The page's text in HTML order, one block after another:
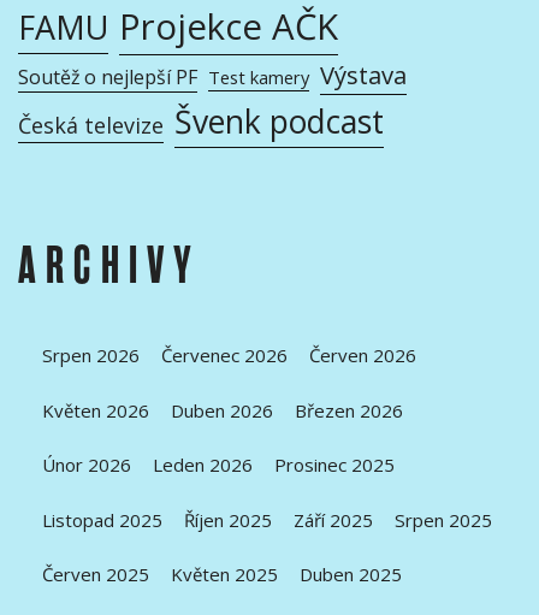
FAMU Projekce AČK
Soutěž o nejlepší PF Test kamery Výstava
Česká televize Švenk podcast
ARCHIVY
Srpen 2026 Červenec 2026 Červen 2026
Květen 2026 Duben 2026 Březen 2026
Únor 2026 Leden 2026 Prosinec 2025
Listopad 2025 Říjen 2025 Září 2025 Srpen 2025
Červen 2025 Květen 2025 Duben 2025